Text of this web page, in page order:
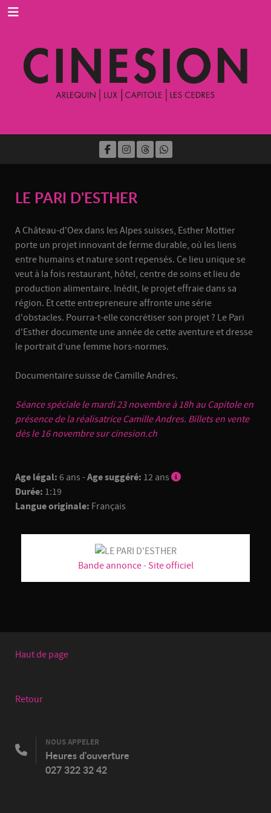
LE PARI D'ESTHER
A Château-d'Oex dans les Alpes suisses, Esther Mottier
porte un projet innovant de ferme durable, où les liens
entre humains et nature sont repensés. Ce lieu unique se
veut à la fois restaurant, hôtel, centre de soins et lieu de
production alimentaire. Inédit, le projet effraie dans sa
région. Et cette entrepreneure affronte une série
d'obstacles. Pourra-t-elle concrétiser son projet ? Le Pari
d'Esther documente une année de cette aventure et dresse
le portrait d’une femme hors-normes.
Documentaire suisse de Camille Andres.
Séance spéciale le mardi 23 novembre à 18h au Capitole en
présence de la réalisatrice Camille Andres. Billets en vente
dès le 16 novembre sur cinesion.ch
Age légal: 6 ans -Age suggéré: 12 ans
Durée: 1:19
Langue originale: Français
Bande annonce- Site officiel
Haut de page
Retour
NOUS APPELER
Heures d'ouverture
027 322 32 42